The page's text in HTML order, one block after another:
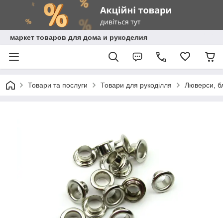
маркет товаров для дома и рукоделия
Товари та послуги Товари для рукоділля Люверси,